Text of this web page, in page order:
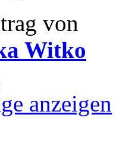
von
Witko
anzeigen